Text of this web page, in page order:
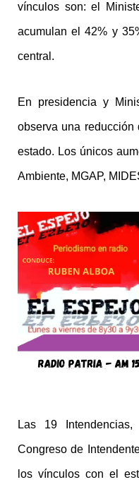
vínculos son: el
acumulan el 42% y
central.
En presidencia y
observa una
estado. Los únicos
Ambiente, MGAP,
Las 19
Congreso de
los vínculos con el